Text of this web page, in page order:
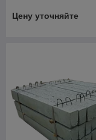
Цену уточняйте